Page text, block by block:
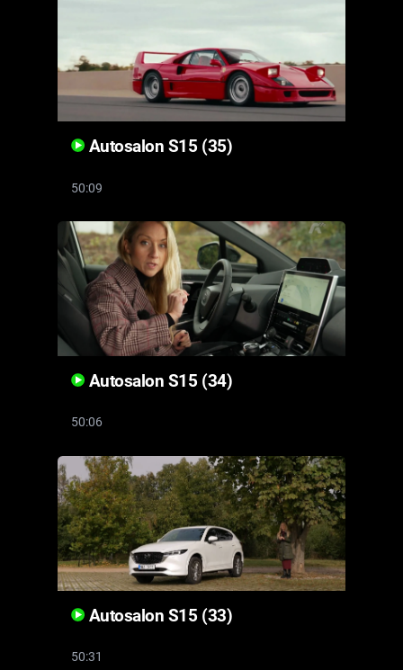
Pořady
TV Program
Sledujte prima+
Autosalon S15 (35)
50:09
Autosalon S15 (34)
50:06
Autosalon S15 (33)
50:31